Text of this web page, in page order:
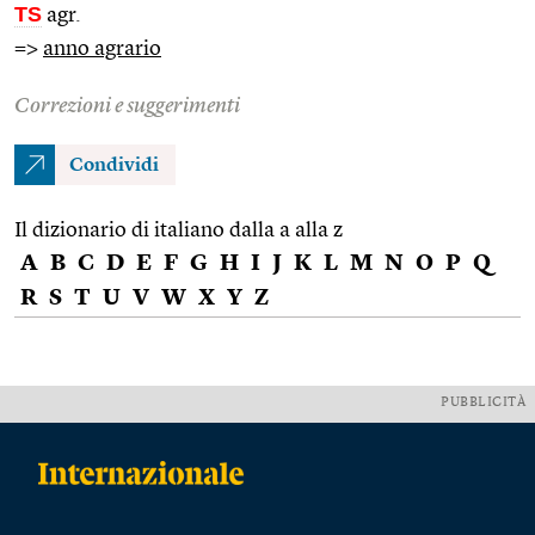
TS agr.
=> anno agrario
Correzioni e suggerimenti
Condividi
Il dizionario di italiano dalla a alla z
A B C D E F G H I J K L M N O P Q
R S T U V W X Y Z
PUBBLICITÀ